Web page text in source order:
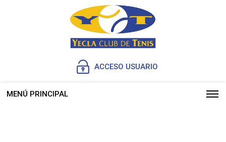
ACCESO USUARIO
MENÚ PRINCIPAL